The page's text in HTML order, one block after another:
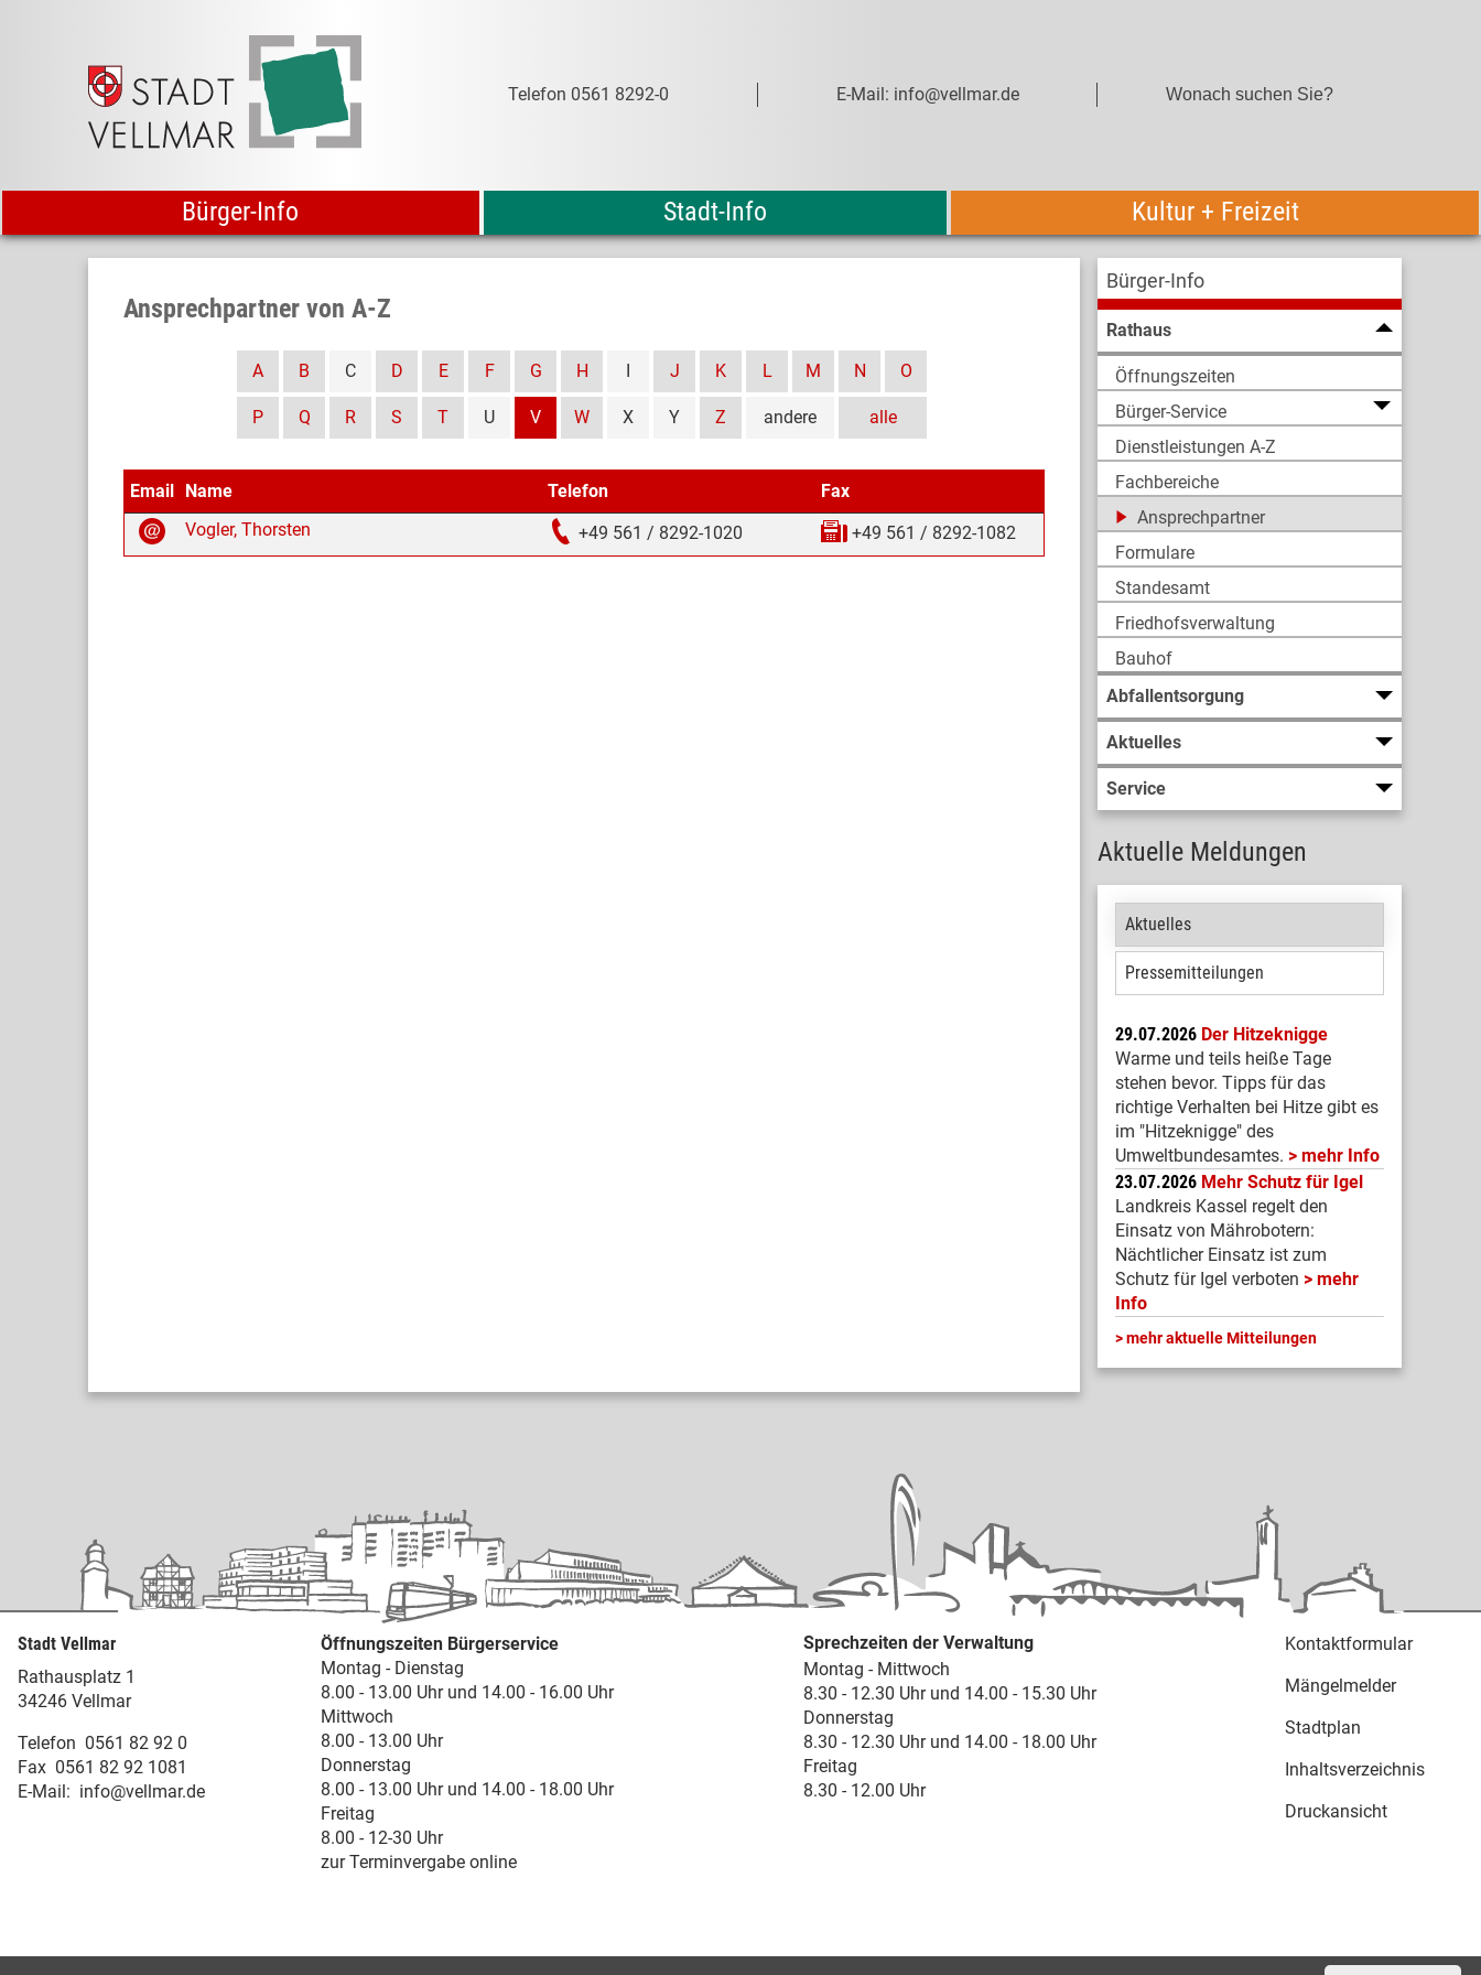
Telefon 0561 8292-0 E-Mail: info@vellmar.de
Bürger-Info Stadt-Info Kultur + Freizeit
Bürger-Info
Rathaus
Öffnungszeiten
Bürger-Service
Dienstleistungen A-Z
Fachbereiche
Ansprechpartner
Formulare
Standesamt
Friedhofsverwaltung
Bauhof
Abfallentsorgung
Aktuelles
Service
Aktuelle Meldungen
Aktuelles
Pressemitteilungen
29.07.2026 Der Hitzeknigge
Warme und teils heiße Tage
stehen bevor. Tipps für das
richtige Verhalten bei Hitze gibt es
im "Hitzeknigge" des
Umweltbundesamtes.
mehr Info
23.07.2026 Mehr Schutz für Igel
Landkreis Kassel regelt den
Einsatz von Mährobotern:
Nächtlicher Einsatz ist zum
Schutz für Igel verboten
mehr
Info
mehr aktuelle Mitteilungen
Ansprechpartner von A-Z
alle
A B C D E F G H J K L M N O
P Q R S T U V W X Y Z andere
Email Name Telefon
Fax
Vogler, Thorsten
+49 561 / 8292-1020 +49 561 / 8292-1082
Stadt Vellmar
Rathausplatz 1
34246 Vellmar
Telefon 0561 82 92 0
Fax 0561 82 92 1081
E-Mail: info@vellmar.de
Öffnungszeiten Bürgerservice
Montag - Dienstag
8.00 - 13.00 Uhr und 14.00 - 16.00 Uhr
Mittwoch
8.00 - 13.00 Uhr
Donnerstag
8.00 - 13.00 Uhr und 14.00 - 18.00 Uhr
Freitag
8.00 - 12-30 Uhr
zur Terminvergabe online
Sprechzeiten der Verwaltung
Montag - Mittwoch
8.30 - 12.30 Uhr und 14.00 - 15.30 Uhr
Donnerstag
8.30 - 12.30 Uhr und 14.00 - 18.00 Uhr
Freitag
8.30 - 12.00 Uhr
Kontaktformular
Mängelmelder
Stadtplan
Inhaltsverzeichnis
Druckansicht